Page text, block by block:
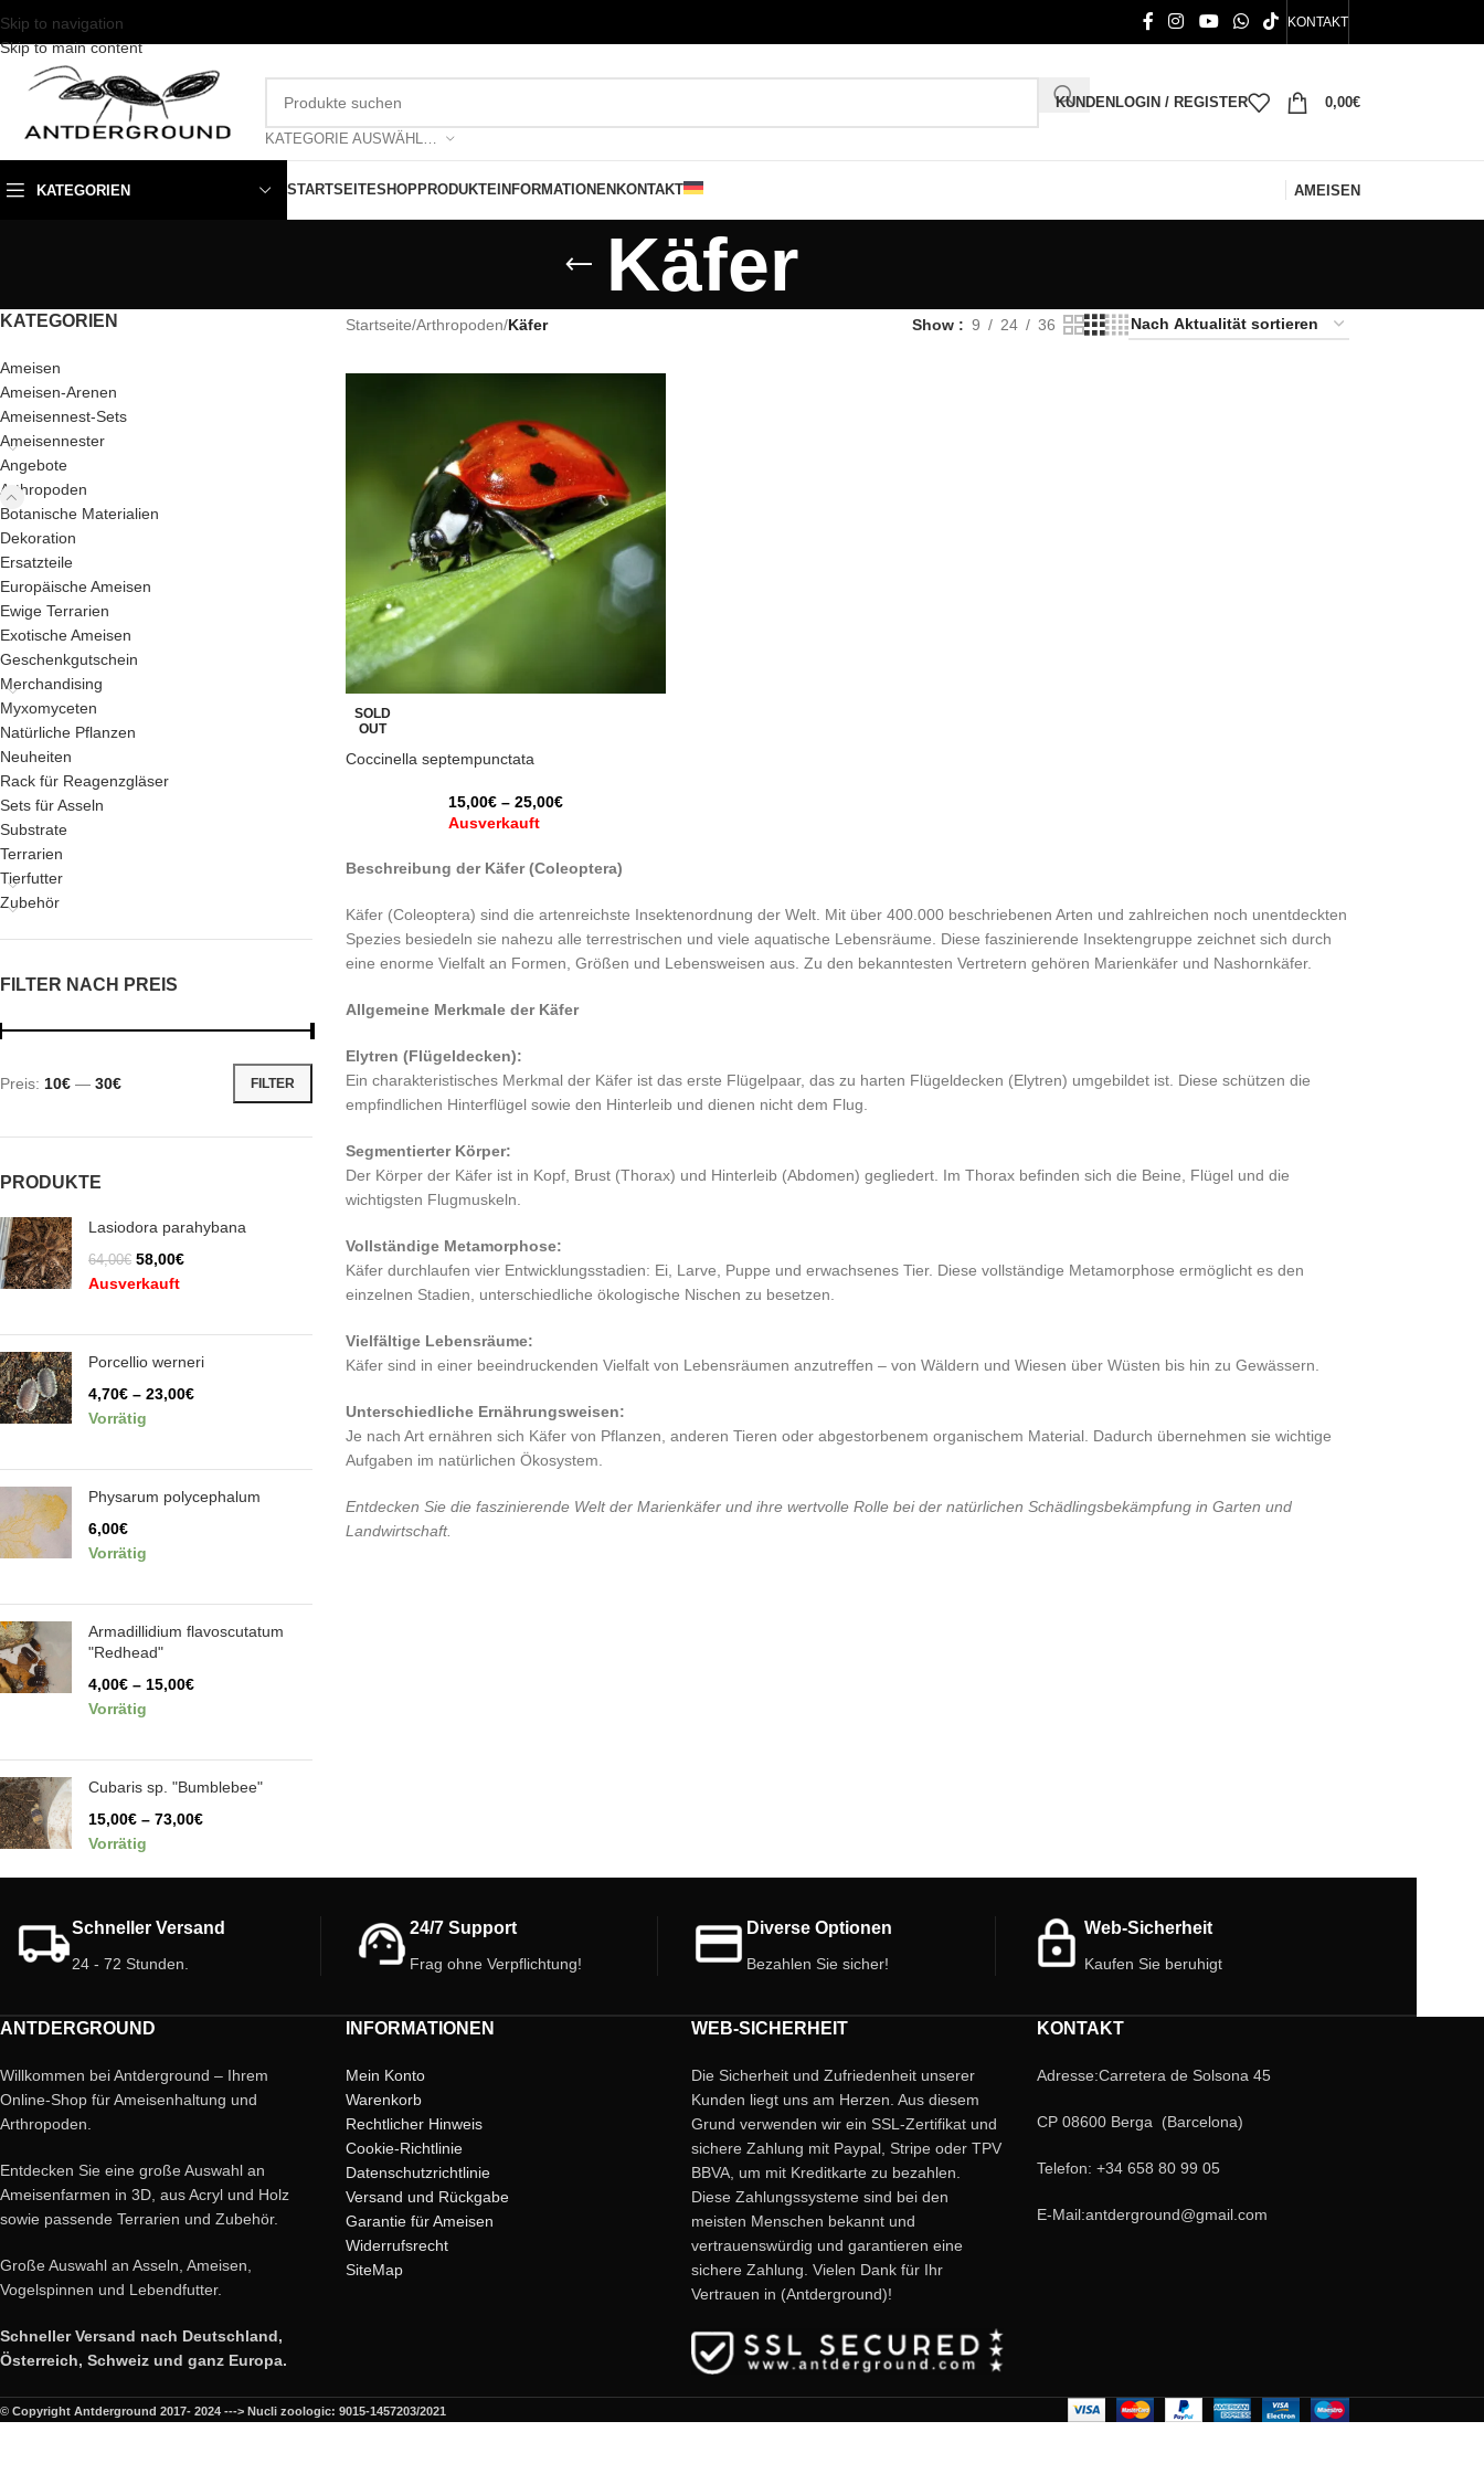
Skip to navigation
Skip to main content
KONTAKT
KUNDENLOGIN / REGISTER 0,00€
KATEGORIEN STARTSEITESHOPPRODUKTE INFORMATIONEN KONTAKT AMEISEN
Käfer
KATEGORIEN
Ameisen
Ameisen-Arenen
Ameisennest-Sets
Ameisennester
Angebote
Arthropoden
Botanische Materialien
Dekoration
Ersatzteile
Europäische Ameisen
Ewige Terrarien
Exotische Ameisen
Geschenkgutschein
Merchandising
Myxomyceten
Natürliche Pflanzen
Neuheiten
Rack für Reagenzgläser
Sets für Asseln
Substrate
Terrarien
Tierfutter
Zubehör
FILTER NACH PREIS
FILTER
Preis: 10€ — 30€
PRODUKTE
Lasiodora parahybana
64,00€ 58,00€
Ausverkauft
Porcellio werneri
4,70€ – 23,00€
Vorrätig
Physarum polycephalum
6,00€
Vorrätig
Armadillidium flavoscutatum
"Redhead"
4,00€ – 15,00€
Vorrätig
Cubaris sp. "Bumblebee"
15,00€ – 73,00€
Vorrätig
Startseite/Arthropoden/Käfer Show 9 24 36
SOLD
OUT
Coccinella septempunctata
15,00€ – 25,00€
Ausverkauft
Beschreibung der Käfer (Coleoptera)
Käfer (Coleoptera) sind die artenreichste Insektenordnung der Welt. Mit über 400.000 beschriebenen Arten und zahlreichen noch unentdeckten
Spezies besiedeln sie nahezu alle terrestrischen und viele aquatische Lebensräume. Diese faszinierende Insektengruppe zeichnet sich durch
eine enorme Vielfalt an Formen, Größen und Lebensweisen aus. Zu den bekanntesten Vertretern gehören Marienkäfer und Nashornkäfer.
Allgemeine Merkmale der Käfer
Elytren (Flügeldecken):
Ein charakteristisches Merkmal der Käfer ist das erste Flügelpaar, das zu harten Flügeldecken (Elytren) umgebildet ist. Diese schützen die
empfindlichen Hinterflügel sowie den Hinterleib und dienen nicht dem Flug.
Segmentierter Körper:
Der Körper der Käfer ist in Kopf, Brust (Thorax) und Hinterleib (Abdomen) gegliedert. Im Thorax befinden sich die Beine, Flügel und die
wichtigsten Flugmuskeln.
Vollständige Metamorphose:
Käfer durchlaufen vier Entwicklungsstadien: Ei, Larve, Puppe und erwachsenes Tier. Diese vollständige Metamorphose ermöglicht es den
einzelnen Stadien, unterschiedliche ökologische Nischen zu besetzen.
Vielfältige Lebensräume:
Käfer sind in einer beeindruckenden Vielfalt von Lebensräumen anzutreffen – von Wäldern und Wiesen über Wüsten bis hin zu Gewässern.
Unterschiedliche Ernährungsweisen:
Je nach Art ernähren sich Käfer von Pflanzen, anderen Tieren oder abgestorbenem organischem Material. Dadurch übernehmen sie wichtige
Aufgaben im natürlichen Ökosystem.
Entdecken Sie die faszinierende Welt der Marienkäfer und ihre wertvolle Rolle bei der natürlichen Schädlingsbekämpfung in Garten und
Landwirtschaft.
Schneller Versand
24 - 72 Stunden.
24/7 Support
Frag ohne Verpflichtung!
Diverse Optionen
Bezahlen Sie sicher!
Web-Sicherheit
Kaufen Sie beruhigt
ANTDERGROUND
Willkommen bei Antderground – Ihrem
Online-Shop für Ameisenhaltung und
Arthropoden.
Entdecken Sie eine große Auswahl an
Ameisenfarmen in 3D, aus Acryl und Holz
sowie passende Terrarien und Zubehör.
Große Auswahl an Asseln, Ameisen,
Vogelspinnen und Lebendfutter.
Schneller Versand nach Deutschland,
Österreich, Schweiz und ganz Europa.
INFORMATIONEN
Mein Konto
Warenkorb
Rechtlicher Hinweis
Cookie-Richtlinie
Datenschutzrichtlinie
Versand und Rückgabe
Garantie für Ameisen
Widerrufsrecht
SiteMap
WEB-SICHERHEIT
Die Sicherheit und Zufriedenheit unserer
Kunden liegt uns am Herzen. Aus diesem
Grund verwenden wir ein SSL-Zertifikat und
sichere Zahlung mit Paypal, Stripe oder TPV
BBVA, um mit Kreditkarte zu bezahlen.
Diese Zahlungssysteme sind bei den
meisten Menschen bekannt und
vertrauenswürdig und garantieren eine
sichere Zahlung. Vielen Dank für Ihr
Vertrauen in (Antderground)!
KONTAKT
Adresse:Carretera de Solsona 45
CP 08600 Berga (Barcelona)
Telefon: +34 658 80 99 05
E-Mail:antderground@gmail.com
© Copyright Antderground 2017- 2024 ---> Nucli zoologic: 9015-1457203/2021